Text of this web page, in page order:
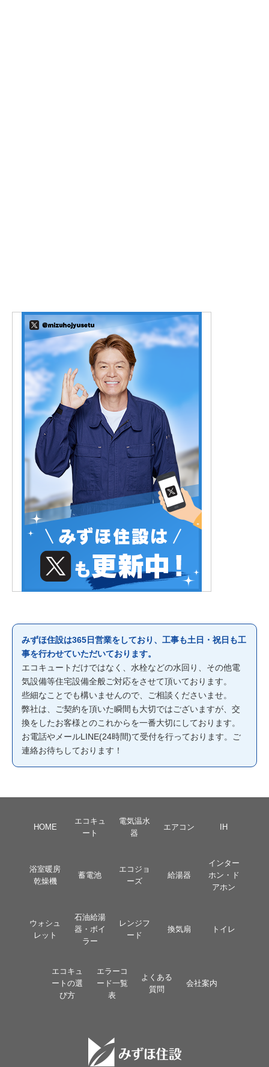
みずほ住設は365日営業をしており、工事も土日・祝日も工
事を行わせていただいております。
エコキュートだけではなく、水栓などの水回り、その他電
気設備等住宅設備全般ご対応をさせて頂いております。
些細なことでも構いませんので、ご相談くださいませ。
弊社は、ご契約を頂いた瞬間も大切ではございますが、交
換をしたお客様とのこれからを一番大切にしております。
お電話やメールLINE(24時間)て受付を行っております。ご
連絡お待ちしております！
HOME
エコキュ
ート
電気温水
器
エアコン IH
浴室暖房
乾燥機
蓄電池
エコジョ
ーズ
給湯器
インター
ホン・ド
アホン
ウォシュ
レット
石油給湯
器・ボイ
ラー
レンジフ
ード
換気扇 トイレ
エコキュ
ートの選
び方
エラーコ
ード一覧
表
よくある
質問
会社案内